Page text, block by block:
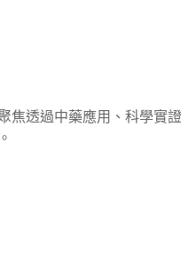
焦透過中藥應用、科學實